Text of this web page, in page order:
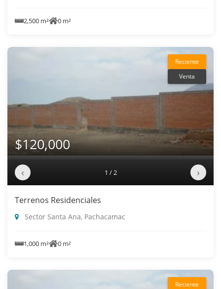
2,500 m² 0 m²
Reciente
Venta
$120,000
‹ 1 / 2 ›
Terrenos Residenciales
Sector Santa Ana, Pachacamac
1,000 m² 0 m²
Reciente